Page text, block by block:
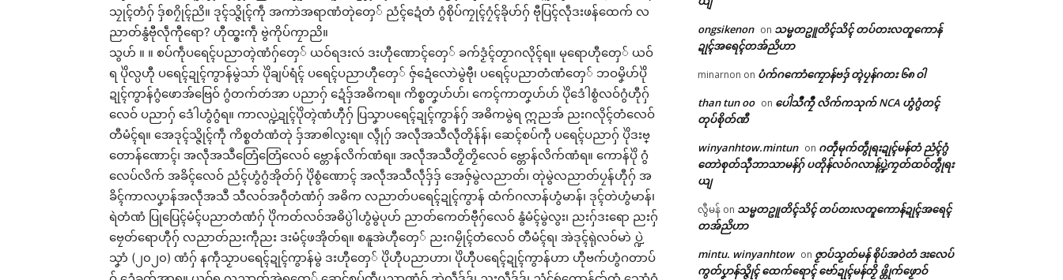
သၠုၚ်တံဂှ် ဒှ်စဂၠိုၚ်ညိ။ ဒုၚ်သ္ဇိုၚ်ကဵု အကာဲအရာဏံတုဲတှေ် ညံၚ်ဍေံတံ ဂွံစိုပ်ကၠုၚ်ဂၠံၚ်ခိုဟ်ဂှ် ဗီုပြၚ်လဵုဒးဖန်ထေက် လ
ညာတ်နွံဗီုလဵုကီုရော? ဟီုထ္ၜးကဵု ဗွဲကိုပ်ကၠာညိ။
သွဟ် ။ ။ စပ်ကဵုပရေၚ်ပညာတ္ၚဲဏံဂှ်တှေ် ယဝ်ရဒးလဴ ဒးဟီုဏောၚ်တှေ် ခက်ဒၟံၚ်တၟာဂလိုၚ်ရ။ မုရောဟီုတှေ် ယဝ်
ရ ပိုဲလ္ပဟီု ပရေၚ်ဍုၚ်ကွာန်မွဲသာ် ပိုဲချပ်ရံၚ် ပရေၚ်ပညာဟီုတှေ် ဇှ်ဍေံလောဲမွဲဗီု၊ ပရေၚ်ပညာတံဏံတှေ် ဘဝမၞိဟ်ပိုဲ
ဍုၚ်ကွာန်ဂွံဖောအ်ဗြေဝ် ဂွံတက်တဴအာ ပညာဂှ် ဍေံဒှ်အဓိကရ။ ကိစ္စတၞဟ်ဟ်၊ ကေၚ်ကာတၞဟ်ဟ် ပိုဲဒေံါစွံလဝ်ဂွံဟီုဂှ်
လေဝ် ပညာဂှ် ဒေံါဟွံဂွံရ။ ကာလပ္ဍဲဍုၚ်ပိုဲတ္ၚဲဏံဟီုဂှ် ပြသၞာပရေၚ်ဍုၚ်ကွာန်ဂှ် အဓိကမွဲရ ဣညအ် ညးဂလိုၚ်တံလေဝ်
တီမံၚ်ရ။ အေဒုၚ်သ္ဇိုၚ်ကဵု ကိစ္စတံဏံတုဲ ဒှ်အာၜါလွးရ။ လ္ၚဵုဂှ် အလဵုအသဳလဵုတိုန်န်၊ ဆေၚ်စပ်ကဵု ပရေၚ်ပညာဂှ် ပိုဲဒးဗ္
တောန်ဏောၚ်၊ အလဵုအသဳတြေံတြေံလေဝ် ဗ္တောန်လိက်ဏံရ။ အလဵုအသဳတၟိတၟိလေဝ် ဗ္တောန်လိက်ဏံရ။ ကောန်ပိုဲ ဂွံ
လေပ်လိက် အခိၚ်လေဝ် ညံၚ်ဟွံဂွံအိုတ်ဂှ် ပိုဲစွံဏောၚ် အလဵုအသဳလဵုဒှ်ဒှ် အေဇှ်မွဲလညာတ်၊ တုဲမွဲလညာတ်ပၠန်ဟီုဂှ် အ
ခိၚ်ကာလပၞာန်အလဵုအသဳ သီလဝ်အဝဵုတံဏံဂှ် အဓိက လညာတ်ပရေၚ်ဍုၚ်ကွာန် ထံက်ဂလာန်ဟွံမာန်၊ ဒုၚ်တဲဟွံမာန်၊
ရဲတံဏံ ပြုပြေၚ်မံၚ်ပညာတံဏံဂှ် ပိုဲကတ်လဝ်အဓိပ္ပဲါဟွံမွဲပုဟ် ညာတ်ကေတ်ဗီုဂှ်လေဝ် နွံမံၚ်မွဲလွး၊ ညးဂှ်ဒးရော ညးဂှ်
ဗၠေတ်ရောဟီုဂှ် လညာတ်ညးကဵုညး ဒးမံၚ်ဖအိုတ်ရ။ စနူအဲဟီုတှေ် ညးဂမၠိုၚ်တံလေဝ် တီမံၚ်ရ၊ အဲဒုၚ်ရုဲလဝ်မာဲ ပ္ဍဲ
သၞာံ (၂၀၂၀) ဏံဂှ် နကဵုသၟာပရေၚ်ဍုၚ်ကွာန်မွဲ ဒးဟီုတှေ် ပိုဲဟီုပညာဟာ၊ ပိုဲဟီုပရေၚ်ဍုၚ်ကွာန်ဟာ ဟီုဗက်ဟွံဂတာပ်
ongsikenon on သမ္မတဥူတိၚ်သိၚ် တပ်တးလတူကောန်
ဍုၚ်အရေၚ်တအ်ညိဟာ
minarnon on ပံက်ဂကောံကၠောန်ဗဒှ် တ္ၚဲပၠန်ဂတး ၆၈ ဝါ
than tun oo on ပေါဲသဳကၠဳ လိက်ကသုက် NCA ဟွံဂွံတၚ်
တုပ်စိုတ်ဏီ
winyanhtow.mintun on ဂတဵုမုက်တွဵုရးဍုၚ်မန်တံ ညံၚ်ဂွံ
တောဲစုတ်သီုဘာသာမန်ဂှ် ပတိုန်လဝ်ဂလာန်ပ္ဍဲကၠတ်ထဝ်တွဵုရး
ယျ
လွီမန် on သမ္မတဥူတိၚ်သိၚ် တပ်တးလတူကောန်ဍုၚ်အရေၚ်
တအ်ညိဟာ
mintu. winyanhtow on ဇၟာပ်သၟတ်မန် စိုပ်အဝဲတံ ဒးလေပ်
ကွတ်ပၞာန်သ္ဇိုၚ် ထေက်ရောၚ် ဗော်ဍုၚ်မန်တၟိ ဖ္တိုက်ဖၟောဝ်